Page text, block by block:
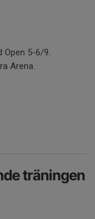
Open 5-6/9.
Arena.
träningen